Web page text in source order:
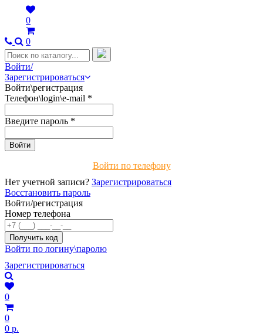
0
0
Войти/
Зарегистрироваться
Войти\регистрация
Телефон\login\e-mail *
Введите пароль *
Войти по телефону
Нет учетной записи? Зарегистрироваться
Восстановить пароль
Войти/регистрация
Номер телефона
Войти по логину\паролю
Зарегистрироваться
0
0
0 р.